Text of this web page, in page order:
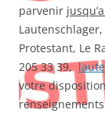
parvenir
Protestant, Le
205 33 39,
votre